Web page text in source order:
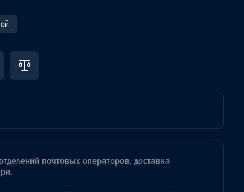
почтовых операторов, доставка